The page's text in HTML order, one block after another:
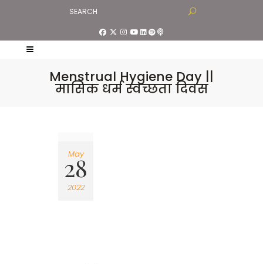
Menstrual Hygiene Day ||
मासिक धर्म स्वच्छता दिवस
May
28
2022